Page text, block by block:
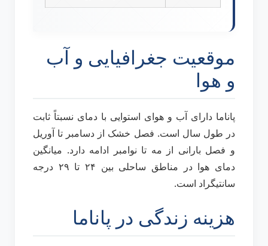
موقعیت جغرافیایی و آب
و هوا
پاناما دارای آب و هوای استوایی با دمای نسبتاً ثابت
در طول سال است. فصل خشک از دسامبر تا آوریل
و فصل بارانی از مه تا نوامبر ادامه دارد. میانگین
دمای هوا در مناطق ساحلی بین ۲۴ تا ۲۹ درجه
سانتیگراد است.
هزینه زندگی در پاناما